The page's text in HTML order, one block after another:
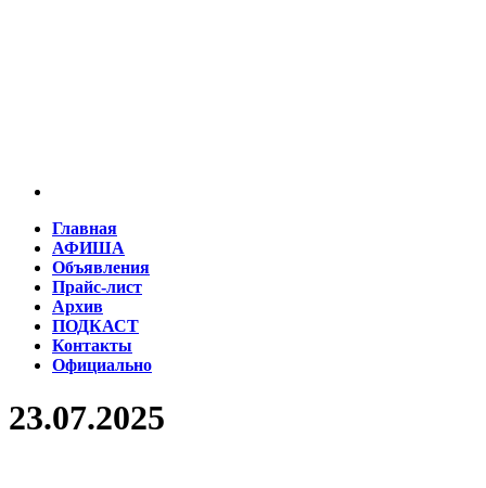
Главная
АФИША
Объявления
Прайс-лист
Архив
ПОДКАСТ
Контакты
Официально
23.07.2025